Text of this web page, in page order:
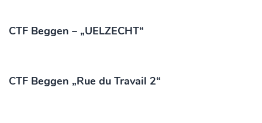
CTF Beggen – „UELZECHT“
CTF Beggen „Rue du Travail 2“